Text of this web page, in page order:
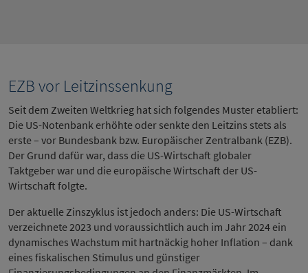
EZB vor Leitzinssenkung
Seit dem Zweiten Weltkrieg hat sich folgendes Muster etabliert:
Die US-Notenbank erhöhte oder senkte den Leitzins stets als
erste – vor Bundesbank bzw. Europäischer Zentralbank (EZB).
Der Grund dafür war, dass die US-Wirtschaft globaler
Taktgeber war und die europäische Wirtschaft der US-
Wirtschaft folgte.
Der aktuelle Zinszyklus ist jedoch anders: Die US-Wirtschaft
verzeichnete 2023 und voraussichtlich auch im Jahr 2024 ein
dynamisches Wachstum mit hartnäckig hoher Inflation – dank
eines fiskalischen Stimulus und günstiger